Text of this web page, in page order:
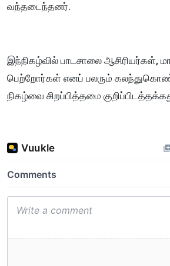
வந்தடைந்தனர்.
இந்நிகழ்வில் பாடசாலை ஆசிரியர்கள்,
பெற்றோர்கள் எனப் பலரும்
நிகழ்வை சிறப்பித்தமை